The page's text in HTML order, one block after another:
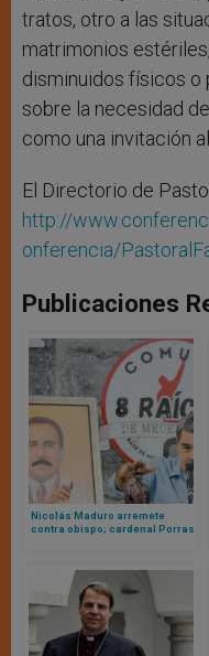
tratos, otro a las
matrimonios
disminuidos físicos o
sobre la necesidad
como una invitación
El Directorio de
http://
onferencia/
Publicaciones
Nicolás Maduro arremete
contra obispo; cardenal Porras
venezolanos